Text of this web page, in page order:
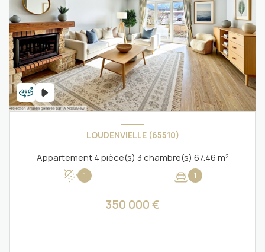
LOUDENVIELLE (65510)
Appartement 4 pièce(s) 3 chambre(s) 67.46 m²
1 1
350 000 €